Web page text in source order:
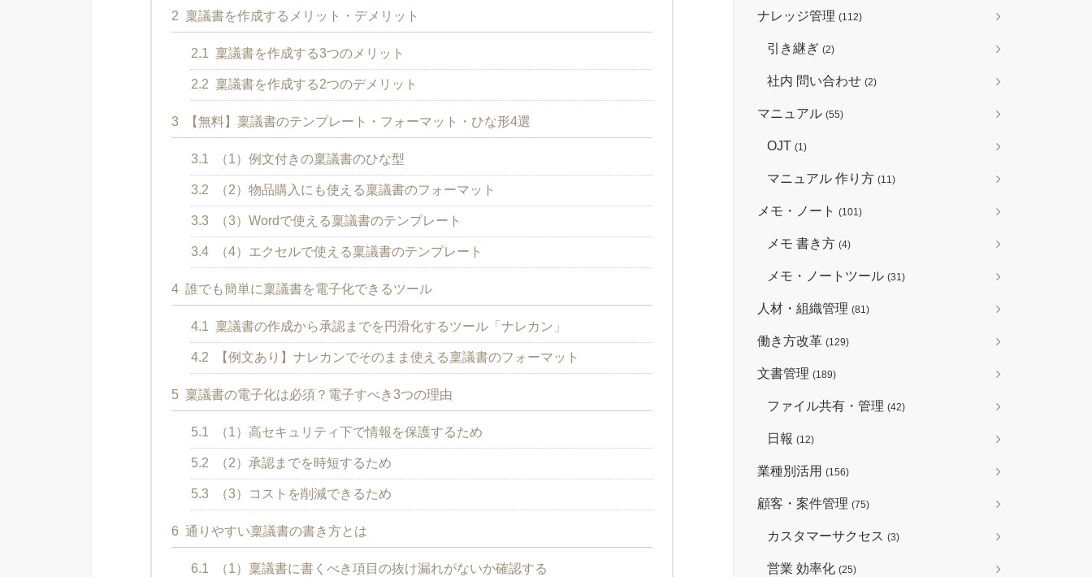
2 稟議書を作成するメリット・デメリット
2.1 稟議書を作成する3つのメリット
2.2 稟議書を作成する2つのデメリット
3 【無料】稟議書のテンプレート・フォーマット・ひな形4選
3.1 （1）例文付きの稟議書のひな型
3.2 （2）物品購入にも使える稟議書のフォーマット
3.3 （3）Wordで使える稟議書のテンプレート
3.4 （4）エクセルで使える稟議書のテンプレート
4 誰でも簡単に稟議書を電子化できるツール
4.1 稟議書の作成から承認までを円滑化するツール「ナレカン」
4.2 【例文あり】ナレカンでそのまま使える稟議書のフォーマット
5 稟議書の電子化は必須？電子すべき3つの理由
5.1 （1）高セキュリティ下で情報を保護するため
5.2 （2）承認までを時短するため
5.3 （3）コストを削減できるため
6 通りやすい稟議書の書き方とは
6.1 （1）稟議書に書くべき項目の抜け漏れがないか確認する
ナレッジ管理 (112)
引き継ぎ (2)
社内 問い合わせ (2)
マニュアル (55)
OJT (1)
マニュアル 作り方 (11)
メモ・ノート (101)
メモ 書き方 (4)
メモ・ノートツール (31)
人材・組織管理 (81)
働き方改革 (129)
文書管理 (189)
ファイル共有・管理 (42)
日報 (12)
業種別活用 (156)
顧客・案件管理 (75)
カスタマーサクセス (3)
営業 効率化 (25)